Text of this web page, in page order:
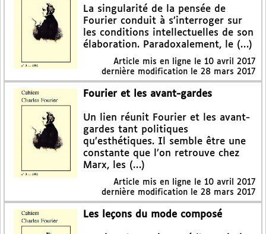
La singularité de la pensée de
Fourier conduit à s’interroger sur
les conditions intellectuelles de son
élaboration. Paradoxalement, le (…)
Article mis en ligne le 10 avril 2017
dernière modification le 28 mars 2017
Fourier et les avant-gardes
Un lien réunit Fourier et les avant-
gardes tant politiques
qu’esthétiques. Il semble être une
constante que l’on retrouve chez
Marx, les (…)
Article mis en ligne le 10 avril 2017
dernière modification le 28 mars 2017
Les leçons du mode composé